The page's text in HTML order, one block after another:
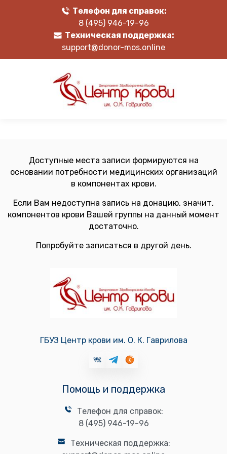
Телефон для справок:
8 (495) 946-19-96
Техническая поддержка:
support@donor-mos.online
Доступные места записи формируются на
основании потребности медицинских организаций
в компонентах крови.
Если Вам недоступна запись на донацию, значит,
компонентов крови Вашей группы на данный момент
достаточно.
Попробуйте записаться в другой день.
ГБУЗ Центр крови им. О. К. Гаврилова
Помощь и поддержка
Телефон для справок:
8 (495) 946-19-96
Техническая поддержка: